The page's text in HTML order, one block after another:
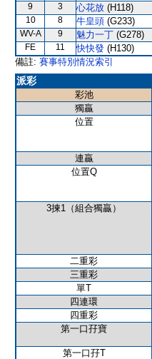
9
3 心花放 (H118)
10
8 牛皇頭 (G233)
WV-A
9 魅力一丁 (G278)
FE
11 快快發 (H130)
備註: 賽事特別情況索引
派彩
彩池
獨贏
位置
連贏
位置Q
3揀1（組合獨贏）
二重彩
三重彩
單T
四連環
四重彩
第一口孖寶
第一口孖T